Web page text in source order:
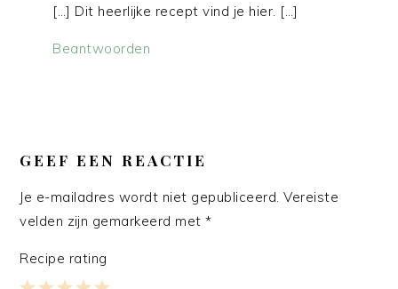
[…] Dit heerlijke recept vind je hier. […]
Beantwoorden
GEEF EEN REACTIE
Je e-mailadres wordt niet gepubliceerd. Vereiste
velden zijn gemarkeerd met*
Recipe rating